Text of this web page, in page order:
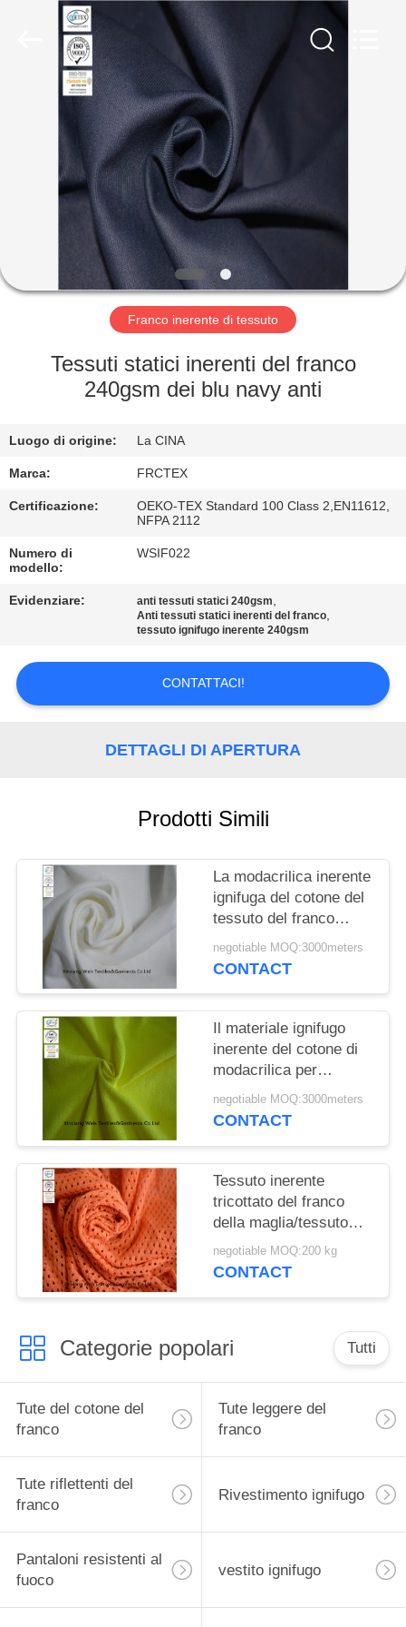
CASA
PRODOTTI
GIRO
FABBRICA
DI
QUALITÀ
CONTATTICI
RICHIEDA
MAPPA
POLICY
Textiles&Garments
Franco inerente di tessuto
Tessuti statici inerenti del franco
240gsm dei blu navy anti
Luogo di origine: La CINA
Marca: FRCTEX
Certificazione:
OEKO-TEX Standard 100 Class 2,EN11612,
NFPA 2112
Numero di
modello:
WSIF022
Evidenziare: anti tessuti statici 240gsm,
Anti tessuti statici inerenti del franco,
tessuto ignifugo inerente 240gsm
CONTATTACI!
DETTAGLI DI APERTURA
Prodotti Simili
La modacrilica inerente
ignifuga del cotone del
tessuto del franco
tricotta il singolo
Jersey per la camicia
negotiable MOQ:3000meters
CONTACT
Il materiale ignifugo
inerente del cotone di
modacrilica per
abbigliamento tricotta il
giallo del piquè ciao
negotiable MOQ:3000meters
CONTACT
Tessuto inerente
tricottato del franco
della maglia/tessuto
inerente del materiale
difficilmente
negotiable MOQ:200 kg
CONTACT
Categorie popolari Tutti
Tute del cotone del
franco
Tute leggere del
franco
Tute riflettenti del
franco
Rivestimento ignifugo
Pantaloni resistenti al
fuoco
vestito ignifugo